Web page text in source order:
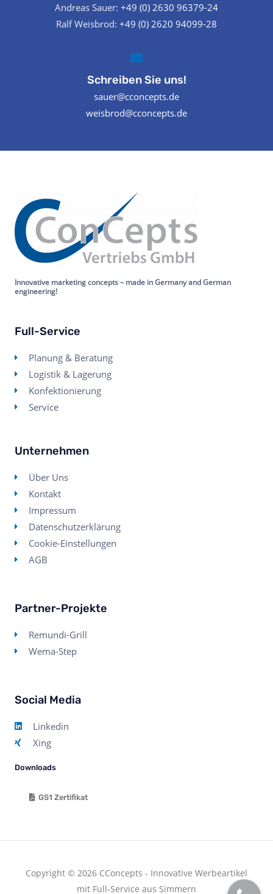
Andreas Sauer: +49 (0) 2630 96379-24
Ralf Weisbrod: +49 (0) 2620 94099-28
Schreiben Sie uns!
sauer@cconcepts.de
weisbrod@cconcepts.de
Innovative marketing concepts – made in Germany and German
engineering!
Full-Service
Planung & Beratung
Logistik & Lagerung
Konfektionierung
Service
Unternehmen
Über Uns
Kontakt
Impressum
Datenschutzerklärung
Cookie-Einstellungen
AGB
Partner-Projekte
Remundi-Grill
Wema-Step
Social Media
Linkedin
Xing
Downloads
GS1 Zertifikat
Copyright © 2026 CConcepts - Innovative Werbeartikel
mit Full-Service aus Simmern